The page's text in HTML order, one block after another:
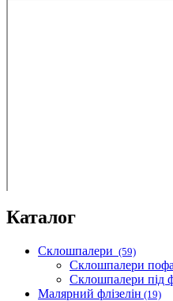
Каталог
Склошпалери (59)
Склошпалери
Склошпалери під
Малярний флізелін (19)